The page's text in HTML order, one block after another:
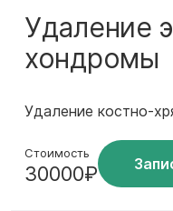
Удаление
хондромы
Удаление костно-
Стоимость
30000₽